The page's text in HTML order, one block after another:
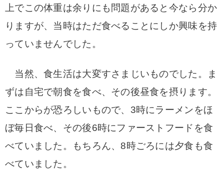
上でこの体重は余りにも問題があると今なら分か
りますが、当時はただ食べることにしか興味を持
っていませんでした。
当然、食生活は大変すさまじいものでした。ま
ずは自宅で朝食を食べ、その後昼食を摂ります。
ここからが恐ろしいもので、3時にラーメンをほ
ぼ毎日食べ、その後6時にファーストフードを食
べていました。もちろん、8時ごろには夕食も食
べていました。